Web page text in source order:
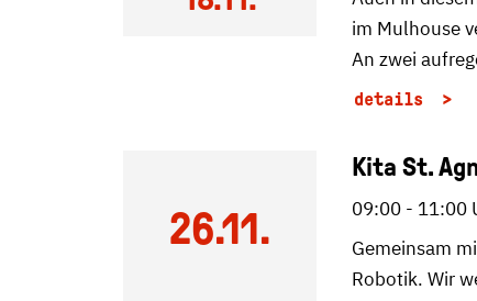
im Mulhouse
An zwei
details
26.11.
Kita St.
09:00 - 11:00
Gemeinsam
Robotik. Wir